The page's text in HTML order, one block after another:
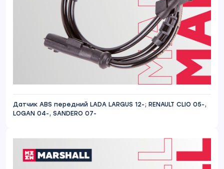
Датчик ABS передний LADA LARGUS 12-; RENAULT CLIO 05-,
LOGAN 04-, SANDERO 07-